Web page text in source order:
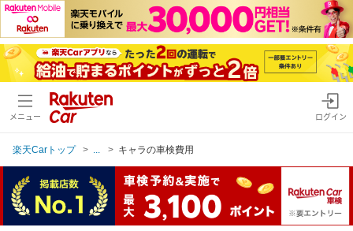
メニュー ログイン
楽天Carトップ キャラの車検費用